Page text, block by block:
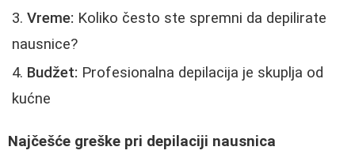
Vreme: Koliko često ste spremni da depilirate
nausnice?
Budžet: Profesionalna depilacija je skuplja od
kućne
Najčešće greške pri depilaciji nausnica